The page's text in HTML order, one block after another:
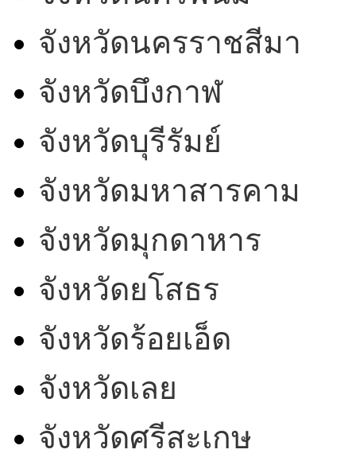
จังหวัดนครราชสีมา
จังหวัดบึงกาฬ
จังหวัดบุรีรัมย์
จังหวัดมหาสารคาม
จังหวัดมุกดาหาร
จังหวัดยโสธร
จังหวัดร้อยเอ็ด
จังหวัดเลย
จังหวัดศรีสะเกษ